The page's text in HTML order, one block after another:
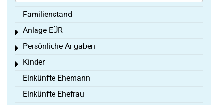
Familienstand
Anlage EÜR
Toggle menu
Persönliche Angaben
Toggle menu
Kinder
Toggle menu
Einkünfte Ehemann
Einkünfte Ehefrau